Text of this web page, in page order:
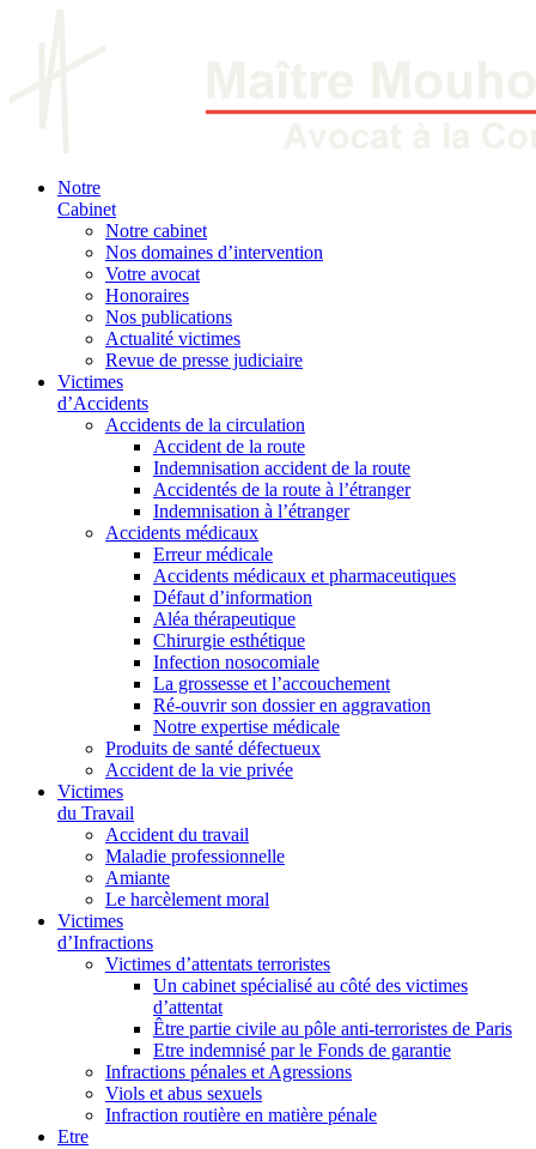
Notre
Cabinet
Notre cabinet
Nos domaines d’intervention
Votre avocat
Honoraires
Nos publications
Actualité victimes
Revue de presse judiciaire
Victimes
d’Accidents
Accidents de la circulation
Accident de la route
Indemnisation accident de la route
Accidentés de la route à l’étranger
Indemnisation à l’étranger
Accidents médicaux
Erreur médicale
Accidents médicaux et pharmaceutiques
Défaut d’information
Aléa thérapeutique
Chirurgie esthétique
Infection nosocomiale
La grossesse et l’accouchement
Ré-ouvrir son dossier en aggravation
Notre expertise médicale
Produits de santé défectueux
Accident de la vie privée
Victimes
du Travail
Accident du travail
Maladie professionnelle
Amiante
Le harcèlement moral
Victimes
d’Infractions
Victimes d’attentats terroristes
Un cabinet spécialisé au côté des victimes
d’attentat
Être partie civile au pôle anti-terroristes de Paris
Etre indemnisé par le Fonds de garantie
Infractions pénales et Agressions
Viols et abus sexuels
Infraction routière en matière pénale
Etre